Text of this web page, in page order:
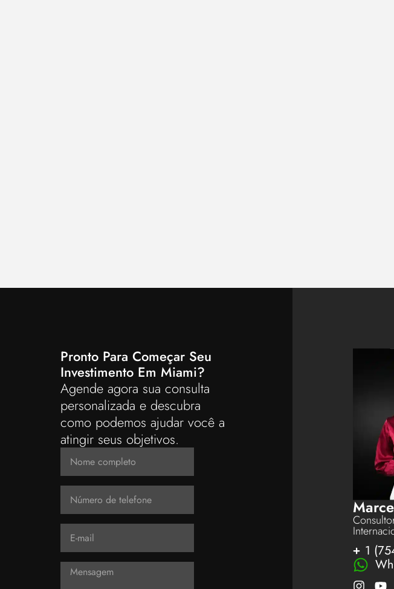
Pronto Para Começar Seu
Investimento Em Miami?
Agende agora sua consulta
personalizada e descubra
como podemos ajudar você a
atingir seus objetivos.
1